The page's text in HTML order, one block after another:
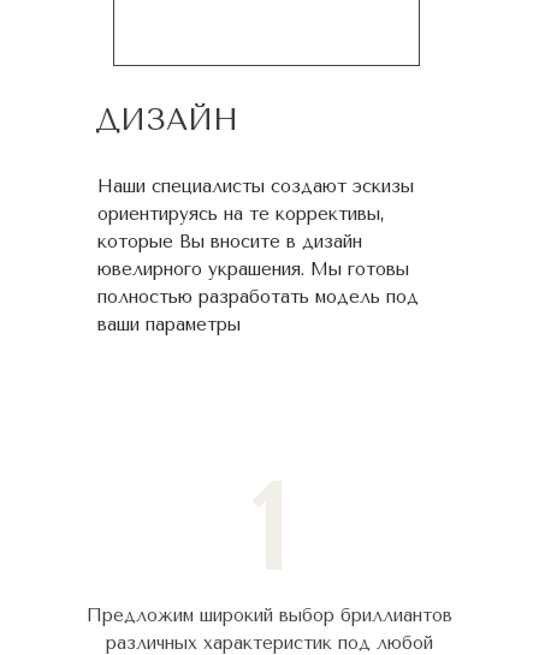
ДИЗАЙН
Наши специалисты создают эскизы
ориентируясь на те коррективы,
которые Вы вносите в дизайн
ювелирного украшения. Мы готовы
полностью разработать модель под
ваши параметры
Предложим широкий выбор бриллиантов
различных характеристик под любой